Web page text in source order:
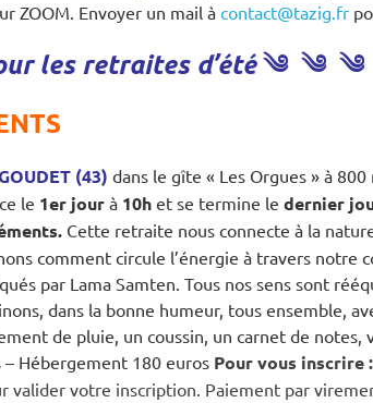
ZOOM. Envoyer un mail à contact@tazig.fr
les retraites d’été༄ ༄ ༄
(43) dans le gîte « Les Orgues » à
le 1er jour à 10h et se termine le dernier
Cette retraite nous connecte à la
comment circule l’énergie à travers notre
par Lama Samten. Tous nos sens sont
dans la bonne humeur, tous ensemble,
de pluie, un coussin, un carnet de
Hébergement 180 euros Pour vous inscrire :
votre inscription. Paiement par